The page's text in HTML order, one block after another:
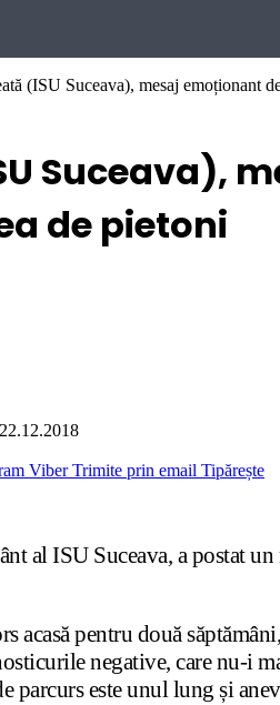
(ISU Suceava), mesaj emoționant
Suceava),
de pietoni
22.12.2018
Viber Trimite prin email Tipărește
al ISU Suceava, a postat
acasă pentru două
negative, care nu-i
parcurs este unul lung și